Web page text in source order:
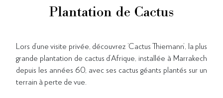
Plantation de Cactus
Lors d’une visite privée, découvrez ‘Cactus Thiemann’, la plus
grande plantation de cactus d’Afrique, installée à Marrakech
depuis les années 60, avec ses cactus géants plantés sur un
terrain à perte de vue.